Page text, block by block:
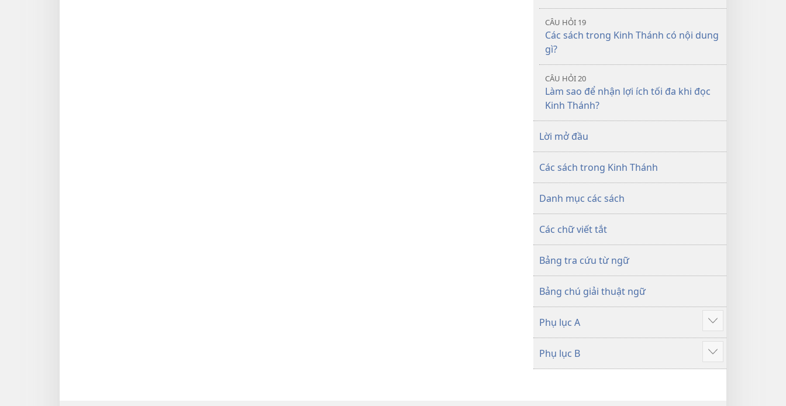
CÂU HỎI 19
Các sách trong Kinh Thánh có nội dung
gì?
CÂU HỎI 20
Làm sao để nhận lợi ích tối đa khi đọc
Kinh Thánh?
Lời mở đầu
Các sách trong Kinh Thánh
Danh mục các sách
Các chữ viết tắt
Bảng tra cứu từ ngữ
Bảng chú giải thuật ngữ
Phụ lục A
Hiển
thị
thêm
Phụ lục B
Hiển
thị